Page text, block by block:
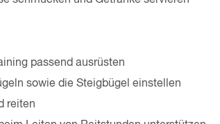
passend ausrüsten
sowie die Steigbügel einstellen
reiten